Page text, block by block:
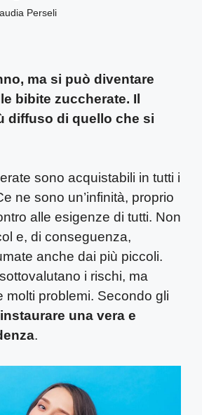
Perseli
ma si può diventare
bibite zuccherate. Il
diffuso di quello che si
sono acquistabili in tutti i
ne sono un’infinità, proprio
alle esigenze di tutti. Non
e, di conseguenza,
anche dai più piccoli.
i rischi, ma
molti problemi. Secondo gli
una vera e
.